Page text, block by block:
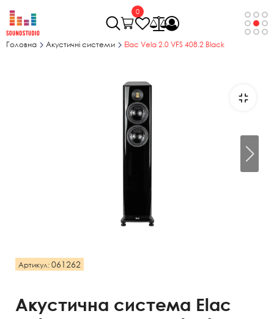
0
Головна Акустичні системи Elac Vela 2.0 VFS 408.2 Black
Артикул: 061262
Акустична система Elac